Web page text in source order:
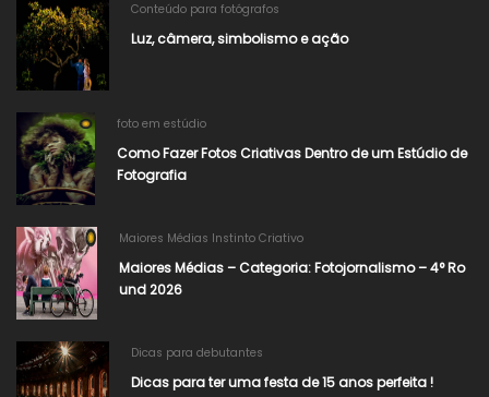
Conteúdo para fotógrafos
Luz, câmera, simbolismo e ação
foto em estúdio
Como Fazer Fotos Criativas Dentro de um Estúdio de
Fotografia
Maiores Médias Instinto Criativo
Maiores Médias – Categoria: Fotojornalismo – 4° Ro
und 2026​
Dicas para debutantes
Dicas para ter uma festa de 15 anos perfeita !